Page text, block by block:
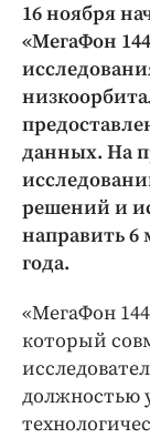
Погода
ПРОЕКТЫ
Блоги
Издания
16 ноября
«МегаФон
данных. На
решений и
направить
года.
«МегаФон
который
должностью